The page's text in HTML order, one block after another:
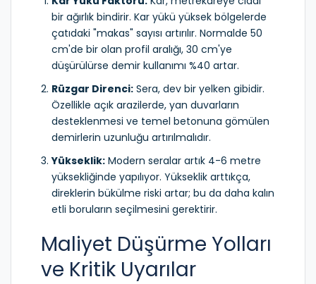
bir ağırlık bindirir. Kar yükü yüksek bölgelerde
çatıdaki "makas" sayısı artırılır. Normalde 50
cm'de bir olan profil aralığı, 30 cm'ye
düşürülürse demir kullanımı %40 artar.
Rüzgar Direnci: Sera, dev bir yelken gibidir.
Özellikle açık arazilerde, yan duvarların
desteklenmesi ve temel betonuna gömülen
demirlerin uzunluğu artırılmalıdır.
Yükseklik: Modern seralar artık 4-6 metre
yüksekliğinde yapılıyor. Yükseklik arttıkça,
direklerin bükülme riski artar; bu da daha kalın
etli boruların seçilmesini gerektirir.
Maliyet Düşürme Yolları
ve Kritik Uyarılar